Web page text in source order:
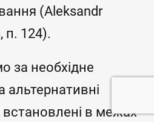
(Aleksandr
п. 124).
за необхідне
альтернативні
встановлені в межах